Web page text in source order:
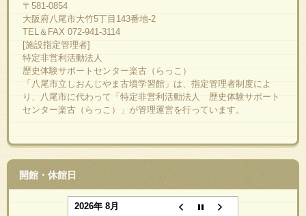
〒581-0854
大阪府八尾市大竹5丁目143番地-2
TEL＆FAX 072-941-3114
[施設指定管理者]
特定非営利活動法人
歴史体験サポートセンター楽古（らっこ）
「八尾市立しおんじやま古墳学習館」は、指定管理者制度によ
り、八尾市に代わって「特定非営利活動法人 歴史体験サポート
センター楽古（らっこ）」が管理運営を行っています。
開館・休館日
2026年 8月